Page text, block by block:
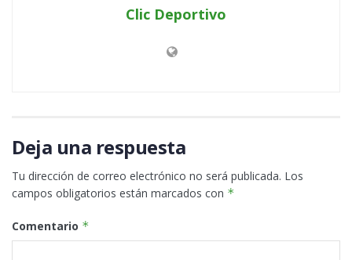
Clic Deportivo
Deja una respuesta
Tu dirección de correo electrónico no será publicada. Los
campos obligatorios están marcados con *
Comentario *